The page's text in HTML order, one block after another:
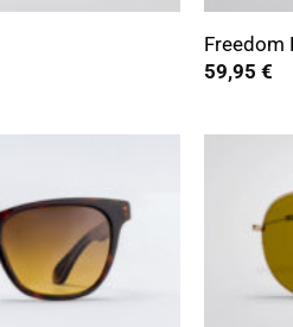
Freedom
59,95 €